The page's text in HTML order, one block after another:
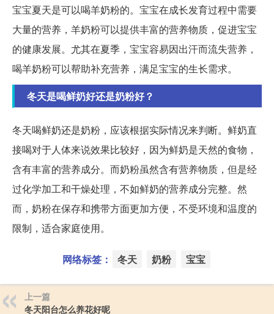
宝宝夏天是可以喝羊奶粉的。宝宝在成长发育过程中需要
大量的营养，羊奶粉可以提供丰富的营养物质，促进宝宝
的健康发展。尤其在夏季，宝宝容易因出汗而流失营养，
喝羊奶粉可以帮助补充营养，满足宝宝的生长需求。
冬天是喝鲜奶好还是奶粉好？
冬天喝鲜奶还是奶粉，应该根据实际情况来判断。鲜奶直
接喝对于人体来说效果比较好，因为鲜奶是天然的食物，
含有丰富的营养成分。而奶粉虽然含有营养物质，但是经
过化学加工和干燥处理，不如鲜奶的营养成分完整。然
而，奶粉在保存和携带方面更加方便，不受环境和温度的
限制，适合家庭使用。
网络标签： 冬天 奶粉 宝宝
上一篇
冬天阳台怎么养花好呢